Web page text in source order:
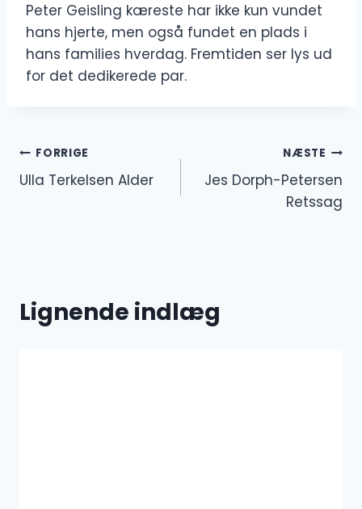
Peter Geisling kæreste har ikke kun vundet
hans hjerte, men også fundet en plads i
hans families hverdag. Fremtiden ser lys ud
for det dedikerede par.
Indlægsnavigation
FORRIGE
Ulla Terkelsen Alder
NÆSTE
Jes Dorph-Petersen
Retssag
Lignende indlæg